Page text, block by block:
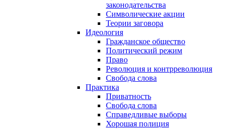
законодательства
Символические акции
Теории заговора
Идеология
Гражданское общество
Политический режим
Право
Революция и контрреволюция
Свобода слова
Практика
Приватность
Свобода слова
Справедливые выборы
Хорошая полиция